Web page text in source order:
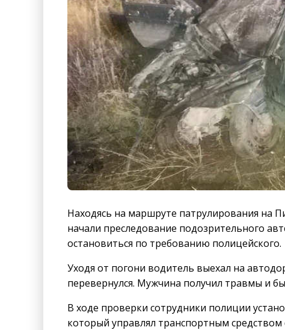
Находясь на маршруте патрулирования на
начали преследование подозрительного
остановиться по требованию полицейского.
Уходя от погони водитель выехал на
перевернулся. Мужчина получил травмы и
В ходе проверки сотрудники полиции
который управлял транспортным